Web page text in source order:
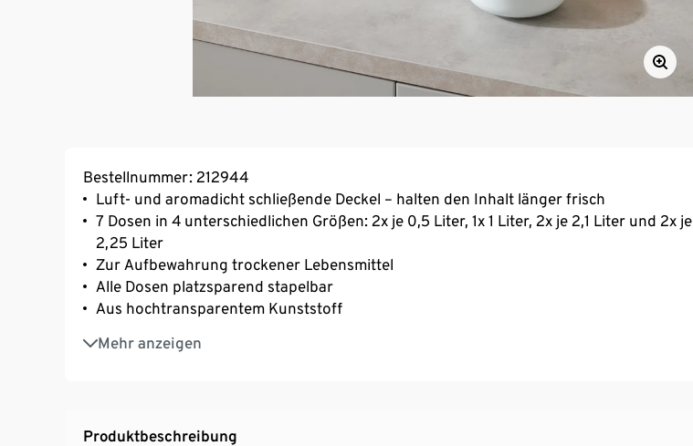
Bestellnummer: 212944
Luft- und aromadicht schließende Deckel – halten den Inhalt länger frisch
7 Dosen in 4 unterschiedlichen Größen: 2x je 0,5 Liter, 1x 1 Liter, 2x je 2,1 Liter und 2x je
2,25 Liter
Zur Aufbewahrung trockener Lebensmittel
Alle Dosen platzsparend stapelbar
Aus hochtransparentem Kunststoff
Mehr anzeigen
Deckel mit weißem Silikondichtungsring
Produktbeschreibung